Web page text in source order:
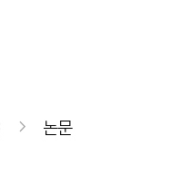
chevron_right 논문